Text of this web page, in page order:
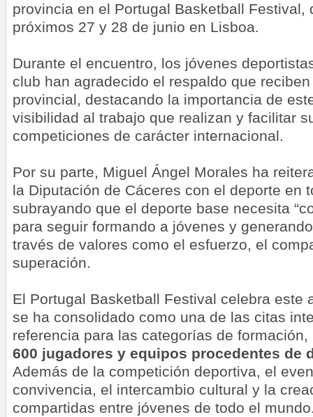
provincia en el Portugal Basketball Festival,
próximos 27 y 28 de junio en Lisboa.
Durante el encuentro, los jóvenes
club han agradecido el respaldo que
provincial, destacando la importancia de
visibilidad al trabajo que realizan y facilitar
competiciones de carácter internacional.
Por su parte, Miguel Ángel Morales ha
la Diputación de Cáceres con el deporte en
subrayando que el deporte base necesita
para seguir formando a jóvenes y
través de valores como el esfuerzo, el
superación.
El Portugal Basketball Festival celebra este
se ha consolidado como una de las citas
referencia para las categorías de formación,
600 jugadores y equipos procedentes de
Además de la competición deportiva, el
convivencia, el intercambio cultural y la
compartidas entre jóvenes de todo el